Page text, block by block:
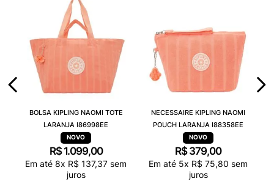
BOLSA KIPLING NAOMI TOTE
LARANJA I86998EE
R$ 1.099,00
Em até 8x R$ 137,37 sem
juros
NECESSAIRE KIPLING NAOMI
POUCH LARANJA I88358EE
R$ 379,00
Em até 5x R$ 75,80 sem
juros